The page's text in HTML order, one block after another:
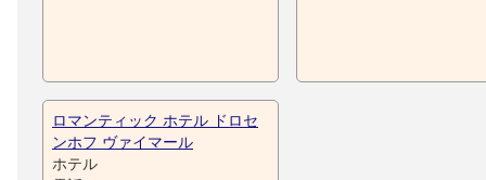
ロマンティック ホテル ドロセ
ンホフ ヴァイマール
ホテル